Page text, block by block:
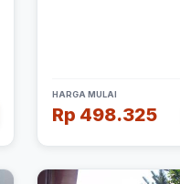
HARGA MULAI
Rp 498.325